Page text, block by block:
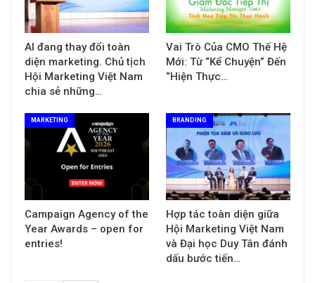
AI đang thay đổi toàn
diện marketing. Chủ tịch
Hội Marketing Việt Nam
chia sẻ những…
Vai Trò Của CMO Thế Hệ
Mới: Từ “Kể Chuyện” Đến
“Hiện Thực…
MARKETING
Campaign Agency of the
Year Awards – open for
entries!
BRANDING
Hợp tác toàn diện giữa
Hội Marketing Việt Nam
và Đại học Duy Tân đánh
dấu bước tiến…